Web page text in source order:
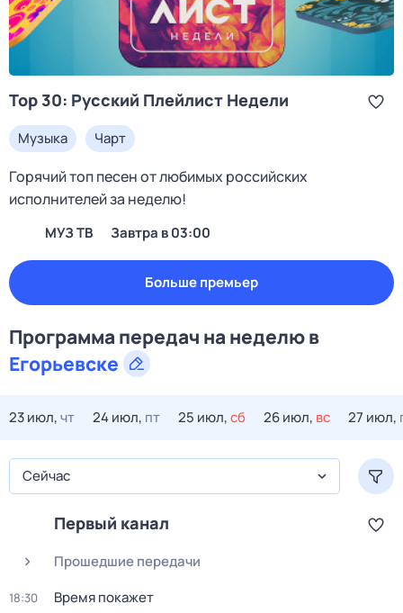
Top 30: Русский Плейлист Недели
Музыка Чарт
Горячий топ песен от любимых российских
исполнителей за неделю!
МУЗ ТВ Завтра в 03:00
Больше премьер
Программа передач на неделюв
Егорьевске
23 июл,чт 24 июл, пт 25 июл,сб 26 июл, вс 27 июл,
Сейчас
Первый канал
Прошедшие передачи
18:30 Время покажет